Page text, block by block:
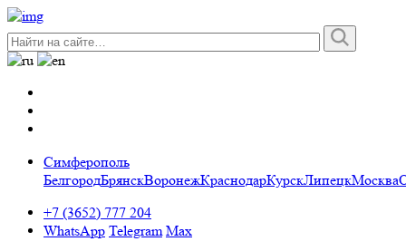
Симферополь
БелгородБрянскВоронежКраснодарКурскЛипецкМосква
+7 (3652) 777 204
WhatsApp Telegram Max